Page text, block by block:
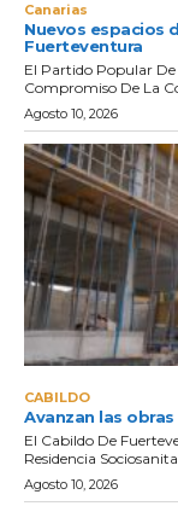
Canarias
Nuevos espacios
Fuerteventura
El Partido Popular
Compromiso De La
Agosto 10, 2026
CABILDO
Avanzan las
El Cabildo De
Residencia
Agosto 10, 2026